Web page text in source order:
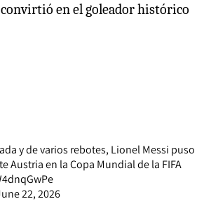
en el goleador histórico
y de varios rebotes, Lionel Messi puso
Austria en la Copa Mundial de la FIFA
22, 2026